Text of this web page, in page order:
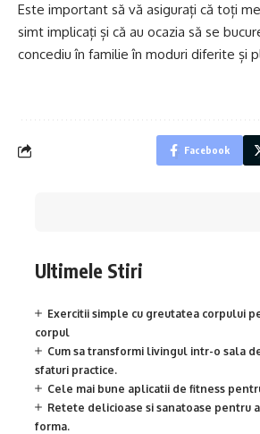
Este important să vă asigurați că toți
simt implicați și că au ocazia să se
concediu în familie în moduri diferite și
Facebook
Ultimele Stiri
Exercitii simple cu greutatea corpului
corpul
Cum sa transformi livingul intr-o sala
sfaturi practice.
Cele mai bune aplicatii de fitness
Retete delicioase si sanatoase pentru
forma.